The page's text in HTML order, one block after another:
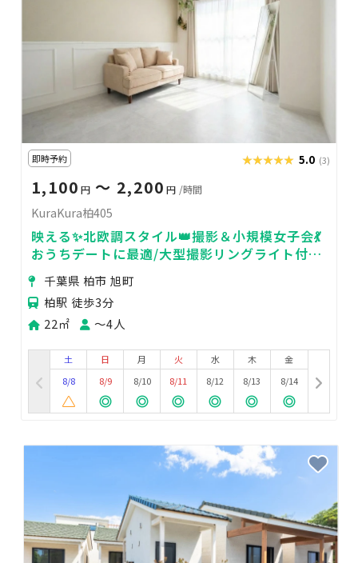
即時予約 ★★★★★
★★★★★ 5.0 (3)
1,100 円 〜 2,200 円 /時間
KuraKura柏405
映える✨北欧調スタイル👑撮影＆小規模女子会💃
おうちデートに最適/大型撮影リングライト付
【エレベーター有/段差なし✨】
千葉県 柏市 旭町
柏駅 徒歩3分
22㎡
〜4人
土
8/8
日
8/9
月
8/10
火
8/11
水
8/12
木
8/13
金
8/14